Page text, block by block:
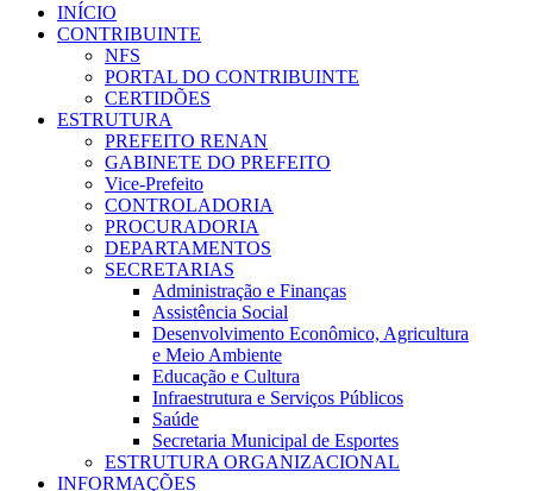
INÍCIO
CONTRIBUINTE
NFS
PORTAL DO CONTRIBUINTE
CERTIDÕES
ESTRUTURA
PREFEITO RENAN
GABINETE DO PREFEITO
Vice-Prefeito
CONTROLADORIA
PROCURADORIA
DEPARTAMENTOS
SECRETARIAS
Administração e Finanças
Assistência Social
Desenvolvimento Econômico, Agricultura
e Meio Ambiente
Educação e Cultura
Infraestrutura e Serviços Públicos
Saúde
Secretaria Municipal de Esportes
ESTRUTURA ORGANIZACIONAL
INFORMAÇÕES